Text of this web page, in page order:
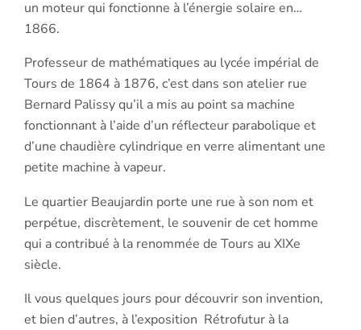
un moteur qui fonctionne à l’énergie solaire en…
1866.
Professeur de mathématiques au lycée impérial de
Tours de 1864 à 1876, c’est dans son atelier rue
Bernard Palissy qu’il a mis au point sa machine
fonctionnant à l’aide d’un réflecteur parabolique et
d’une chaudière cylindrique en verre alimentant une
petite machine à vapeur.
Le quartier Beaujardin porte une rue à son nom et
perpétue, discrètement, le souvenir de cet homme
qui a contribué à la renommée de Tours au XIXe
siècle.
Il vous quelques jours pour découvrir son invention,
et bien d’autres, à l’exposition Rétrofutur à la